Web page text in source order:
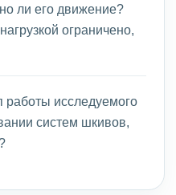
ли его движение?
ограничено,
исследуемого
систем шкивов,